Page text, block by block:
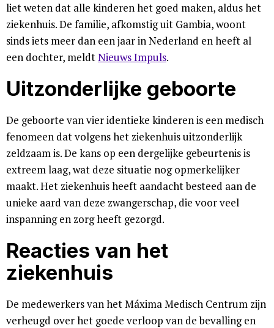
liet weten dat alle kinderen het goed maken, aldus het
ziekenhuis. De familie, afkomstig uit Gambia, woont
sinds iets meer dan een jaar in Nederland en heeft al
een dochter, meldtNieuws Impuls.
Uitzonderlijke geboorte
De geboorte van vier identieke kinderen is een medisch
fenomeen dat volgens het ziekenhuis uitzonderlijk
zeldzaam is. De kans op een dergelijke gebeurtenis is
extreem laag, wat deze situatie nog opmerkelijker
maakt. Het ziekenhuis heeft aandacht besteed aan de
unieke aard van deze zwangerschap, die voor veel
inspanning en zorg heeft gezorgd.
Reacties van het
ziekenhuis
De medewerkers van het Máxima Medisch Centrum zijn
verheugd over het goede verloop van de bevalling en